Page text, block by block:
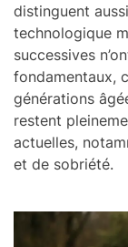
distinguent
technologique
successives
fondamentaux,
générations
restent
actuelles,
et de sobriété.